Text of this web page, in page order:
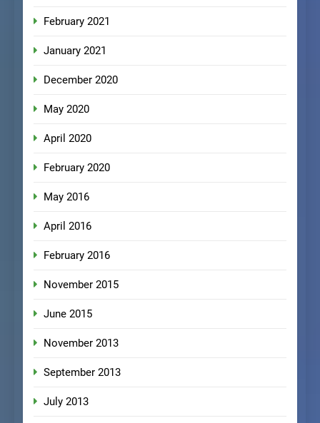
February 2021
January 2021
December 2020
May 2020
April 2020
February 2020
May 2016
April 2016
February 2016
November 2015
June 2015
November 2013
September 2013
July 2013